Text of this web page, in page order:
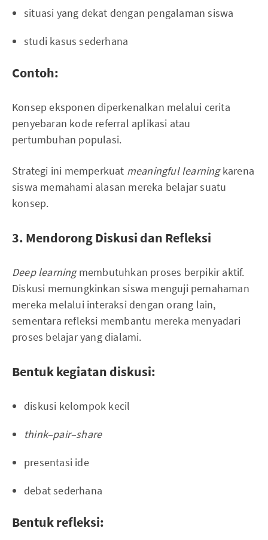
situasi yang dekat dengan pengalaman siswa
studi kasus sederhana
Contoh:
Konsep eksponen diperkenalkan melalui cerita
penyebaran kode referral aplikasi atau
pertumbuhan populasi.
Strategi ini memperkuat meaningful learningkarena
siswa memahami alasan mereka belajar suatu
konsep.
3. Mendorong Diskusi dan Refleksi
Deep learningmembutuhkan proses berpikir aktif.
Diskusi memungkinkan siswa menguji pemahaman
mereka melalui interaksi dengan orang lain,
sementara refleksi membantu mereka menyadari
proses belajar yang dialami.
Bentuk kegiatan diskusi:
diskusi kelompok kecil
think–pair–share
presentasi ide
debat sederhana
Bentuk refleksi: